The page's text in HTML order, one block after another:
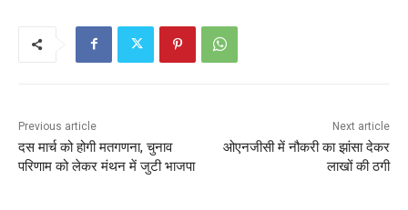
k
A
p
Previous article
दस मार्च को होगी मतगणना, चुनाव
परिणाम को लेकर मंथन में जुटी भाजपा
Next article
ओएनजीसी में नौकरी का झांसा देकर
लाखों की ठगी